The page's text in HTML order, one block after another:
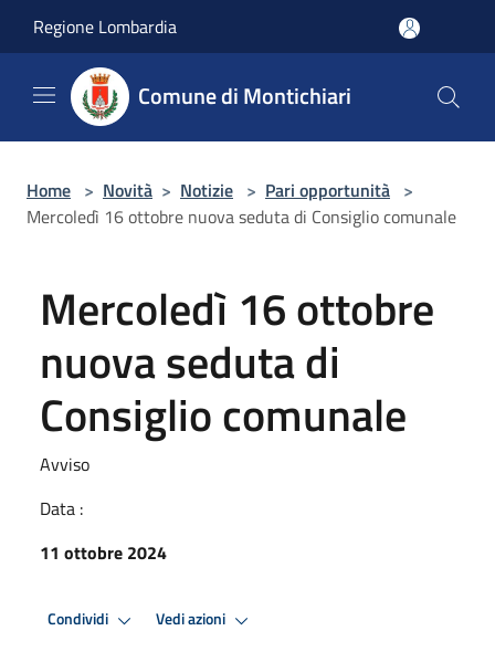
Regione Lombardia
Comune di Montichiari
Home > Novità > Notizie > Pari opportunità >
Mercoledì 16 ottobre nuova seduta di Consiglio comunale
Mercoledì 16 ottobre
nuova seduta di
Consiglio comunale
Avviso
Data :
11 ottobre 2024
Condividi Vedi azioni